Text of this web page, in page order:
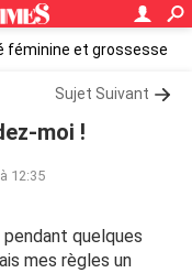
féminine et grossesse
Sujet Suivant
moi !
12:35
pendant quelques
mes règles un